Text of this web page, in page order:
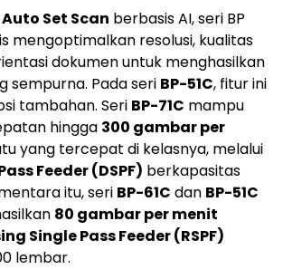
Auto Set Scan berbasis AI, seri BP
mengoptimalkan resolusi, kualitas
dokumen untuk menghasilkan
sempurna. Pada seri BP-51C, fitur ini
tambahan. Seri BP-71C mampu
hingga 300 gambar per
yang tercepat di kelasnya, melalui
Feeder (DSPF) berkapasitas
itu, seri BP-61C dan BP-51C
80 gambar per menit
Single Pass Feeder (RSPF)
lembar.